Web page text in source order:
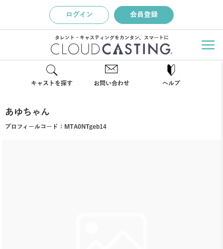
ログイン 会員登録
タレント・キャスティングをカンタン、スマートに
キャストを探す お問い合わせ ヘルプ
あゆちゃん
プロフィールコード： MTA0NTgeb14